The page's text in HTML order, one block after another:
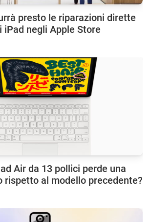
presto le riparazioni dirette
iPad negli Apple Store
Air da 13 pollici perde una
rispetto al modello precedente?